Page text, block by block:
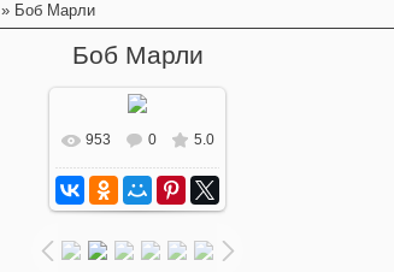
» Боб Марли
Боб Марли
953 0 5.0